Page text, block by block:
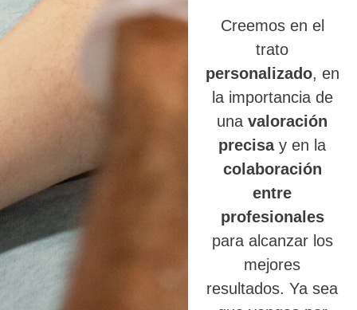
Creemos en el
trato
personalizado, en
la importancia de
unavaloración
precisay en la
colaboración
entre
profesionales
para alcanzar los
mejores
resultados. Ya sea